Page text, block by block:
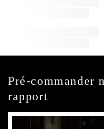
Pré-commander
rapport